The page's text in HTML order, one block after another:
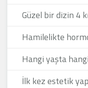
Güzel bir dizin 4
Hamilelikte
Hangi yaşta
İlk kez estetik